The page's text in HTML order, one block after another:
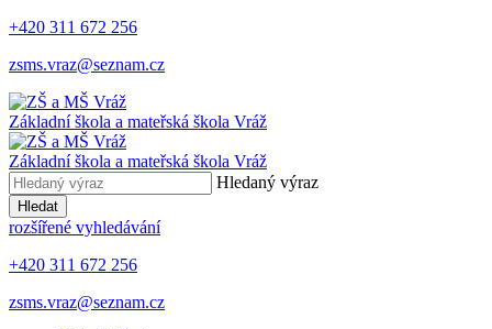
+420 311 672 256
zsms.vraz@seznam.cz
Základní škola a mateřská škola Vráž
Základní škola a mateřská škola Vráž
Hledaný výraz
Hledat
rozšířené vyhledávání
+420 311 672 256
zsms.vraz@seznam.cz